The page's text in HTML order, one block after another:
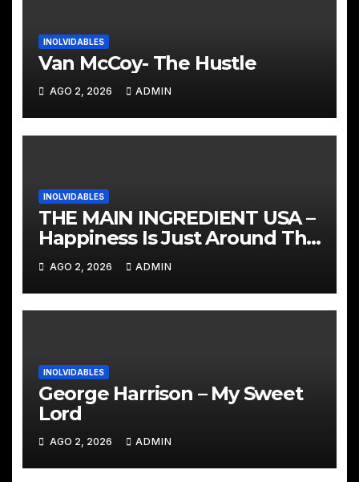
INOLVIDABLES
Van McCoy- The Hustle
AGO 2, 2026 ADMIN
INOLVIDABLES
THE MAIN INGREDIENT USA –
Happiness Is Just Around The
Bend
AGO 2, 2026 ADMIN
INOLVIDABLES
George Harrison – My Sweet
Lord
AGO 2, 2026 ADMIN